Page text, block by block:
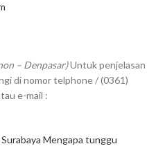
– Denpasar)Untuk penjelasan
di nomor telphone / (0361)
e-mail :
Mengapa tunggu